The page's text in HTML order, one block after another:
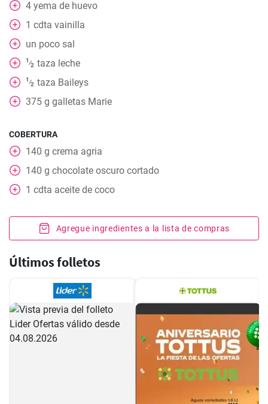
4 yema de huevo
1 cdta vainilla
un poco sal
1⁄2 taza leche
1⁄2 taza Baileys
375 g galletas Marie
COBERTURA
140 g crema agria
140 g chocolate oscuro cortado
1 cdta aceite de coco
Agregue ingredientes a la lista de compras
Últimos folletos